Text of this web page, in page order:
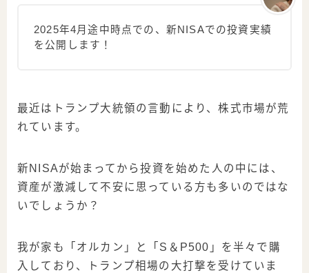
2025年4月途中時点での、新NISAでの投資実績
を公開します！
最近はトランプ大統領の言動により、株式市場が荒
れています。
新NISAが始まってから投資を始めた人の中には、
資産が激減して不安に思っている方も多いのではな
いでしょうか？
我が家も「オルカン」と「S＆P500」を半々で購
入しており、トランプ相場の大打撃を受けていま